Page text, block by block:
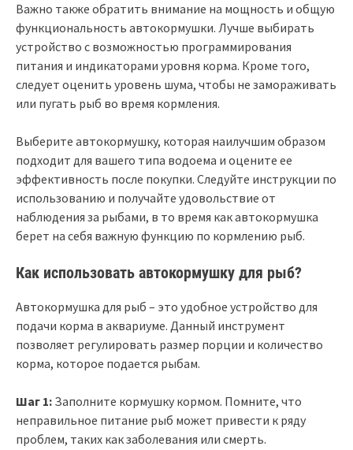
Важно также обратить внимание на мощность и общую
функциональность автокормушки. Лучше выбирать
устройство с возможностью программирования
питания и индикаторами уровня корма. Кроме того,
следует оценить уровень шума, чтобы не замораживать
или пугать рыб во время кормления.
Выберите автокормушку, которая наилучшим образом
подходит для вашего типа водоема и оцените ее
эффективность после покупки. Следуйте инструкции по
использованию и получайте удовольствие от
наблюдения за рыбами, в то время как автокормушка
берет на себя важную функцию по кормлению рыб.
Как использовать автокормушку для рыб?
Автокормушка для рыб – это удобное устройство для
подачи корма в аквариуме. Данный инструмент
позволяет регулировать размер порции и количество
корма, которое подается рыбам.
Шаг 1: Заполните кормушку кормом. Помните, что
неправильное питание рыб может привести к ряду
проблем, таких как заболевания или смерть.